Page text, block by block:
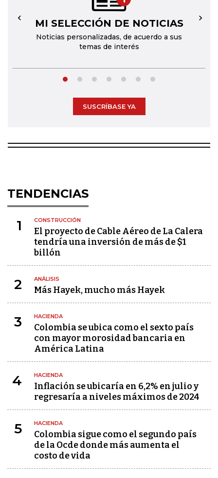
MI SELECCIÓN DE NOTICIAS
Noticias personalizadas, de acuerdo a sus
temas de interés
← →
SUSCRÍBASE YA
TENDENCIAS
1 CONSTRUCCIÓN
El proyecto de Cable Aéreo de La Calera
tendría una inversión de más de $1
billón
2 ANÁLISIS
Más Hayek, mucho más Hayek
3 HACIENDA
Colombia se ubica como el sexto país
con mayor morosidad bancaria en
América Latina
4 HACIENDA
Inflación se ubicaría en 6,2% en julio y
regresaría a niveles máximos de 2024
5 HACIENDA
Colombia sigue como el segundo país
de la Ocde donde más aumenta el
costo de vida